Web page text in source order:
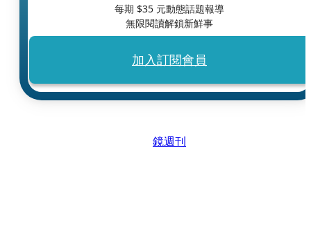
每期 $35 元動態話題報導
無限閱讀解鎖新鮮事
加入訂閱會員
鏡週刊